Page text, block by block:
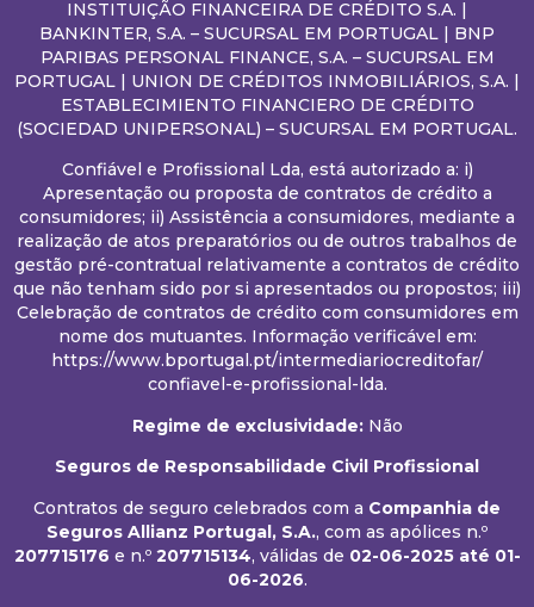
INSTITUIÇÃO FINANCEIRA DE CRÉDITO S.A. |
BANKINTER, S.A. – SUCURSAL EM PORTUGAL | BNP
PARIBAS PERSONAL FINANCE, S.A. – SUCURSAL EM
PORTUGAL | UNION DE CRÉDITOS INMOBILIÁRIOS, S.A. |
ESTABLECIMIENTO FINANCIERO DE CRÉDITO
(SOCIEDAD UNIPERSONAL) – SUCURSAL EM PORTUGAL.
Confiável e Profissional Lda, está autorizado a: i)
Apresentação ou proposta de contratos de crédito a
consumidores; ii) Assistência a consumidores, mediante a
realização de atos preparatórios ou de outros trabalhos de
gestão pré-contratual relativamente a contratos de crédito
que não tenham sido por si apresentados ou propostos; iii)
Celebração de contratos de crédito com consumidores em
nome dos mutuantes. Informação verificável em:
https://www.bportugal.pt/intermediariocreditofar/
confiavel-e-profissional-lda.
Regime de exclusividade:Não
Seguros de Responsabilidade Civil Profissional
Contratos de seguro celebrados com a Companhia de
Seguros Allianz Portugal, S.A., com as apólices n.º
207715176 e n.º 207715134, válidas de 02-06-2025até 01-
06-2026.